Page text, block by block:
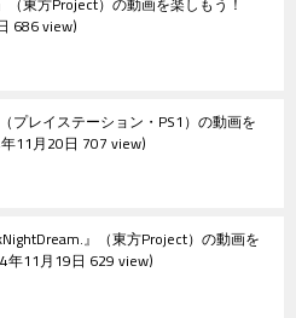
686 view
プレイステーション・PS1）の動画を
11月20日 707 view
』（東方Project）の動画を
年11月19日 629 view